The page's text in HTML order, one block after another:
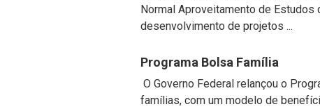
Normal Aproveitamento de Estudos
desenvolvimento de projetos ...
Programa Bolsa Família
O Governo Federal relançou o
famílias, com um modelo de